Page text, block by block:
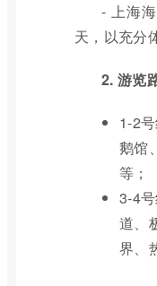
- 上海
天，以充分
2. 游览
1-2
鹅馆
等；
3-4
道、
界、